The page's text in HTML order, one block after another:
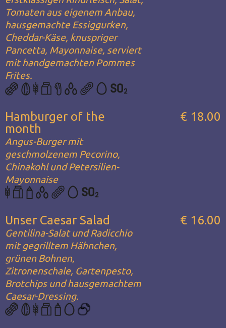
Tomaten aus eigenem Anbau,
hausgemachte Essiggurken,
Cheddar-Käse, knuspriger
Pancetta, Mayonnaise, serviert
mit handgemachten Pommes
Frites.
Hamburger of the
month
Angus-Burger mit
geschmolzenem Pecorino,
Chinakohl und Petersilien-
Mayonnaise
€ 18.00
Unser Caesar Salad
Gentilina-Salat und Radicchio
mit gegrilltem Hähnchen,
grünen Bohnen,
Zitronenschale, Gartenpesto,
Brotchips und hausgemachtem
Caesar-Dressing.
€ 16.00